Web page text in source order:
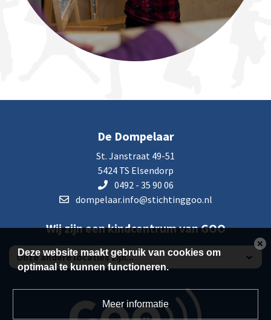
De Dompelaar
St. Janstraat 49-51
5424 TS Elsendorp
0492 - 35 90 06
dompelaar.info@stichtinggoo.nl
Wij zijn een kindcentrum van GOO
Deze website maakt gebruik van cookies om
optimaal te kunnen functioneren.
Meer informatie